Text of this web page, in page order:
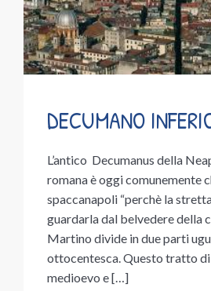
DECUMANO
L’antico Decumanus della
romana è oggi comunemente
spaccanapoli “perchè la
guardarla dal belvedere della
Martino divide in due parti
ottocentesca. Questo tratto di
medioevo e […]